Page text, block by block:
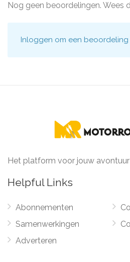
Nog geen beoordelingen. Wees
Inloggen om een beoordeling
Het platform voor jouw avontuur
Helpful Links
Abonnementen
Samenwerkingen
Adverteren